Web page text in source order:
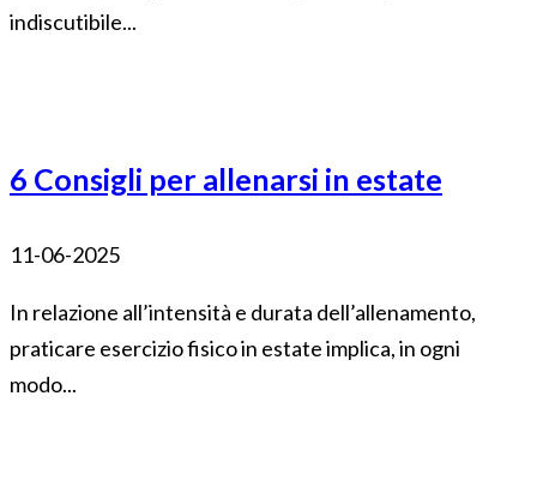
indiscutibile...
6 Consigli per allenarsi in estate
11-06-2025
In relazione all’intensità e durata dell’allenamento,
praticare esercizio fisico in estate implica, in ogni
modo...